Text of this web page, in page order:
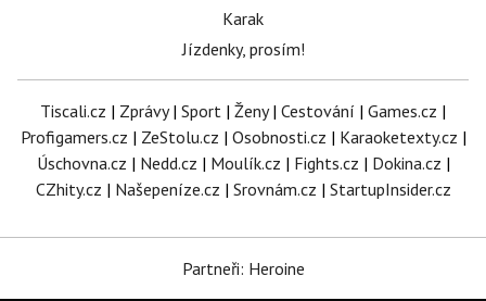
Karak
Jízdenky, prosím!
Tiscali.cz | Zprávy| Sport | Ženy| Cestování | Games.cz |
Profigamers.cz | ZeStolu.cz | Osobnosti.cz | Karaoketexty.cz |
Úschovna.cz | Nedd.cz | Moulík.cz | Fights.cz | Dokina.cz |
CZhity.cz | Našepeníze.cz | Srovnám.cz | StartupInsider.cz
Partneři: Heroine